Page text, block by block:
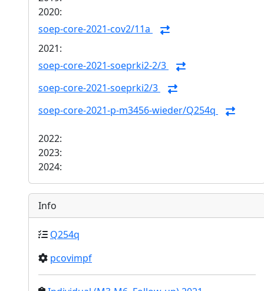
2020:
soep-core-2021-cov2/11a
2021:
soep-core-2021-soeprki2-2/3
soep-core-2021-soeprki2/3
soep-core-2021-p-m3456-wieder/Q254q
2022:
2023:
2024:
Info
Q254q
pcovimpf